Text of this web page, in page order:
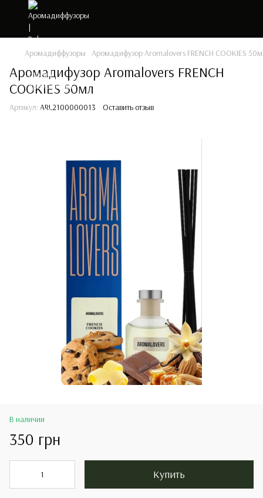
Аромадиффузоры Аромадифузор Aromalovers FRENCH COOKIES
Аромадифузор Aromalovers FRENCH
COOKIES 50мл
Артикул: ARL2100000013 Оставить отзыв
В наличии
350 грн
Купить